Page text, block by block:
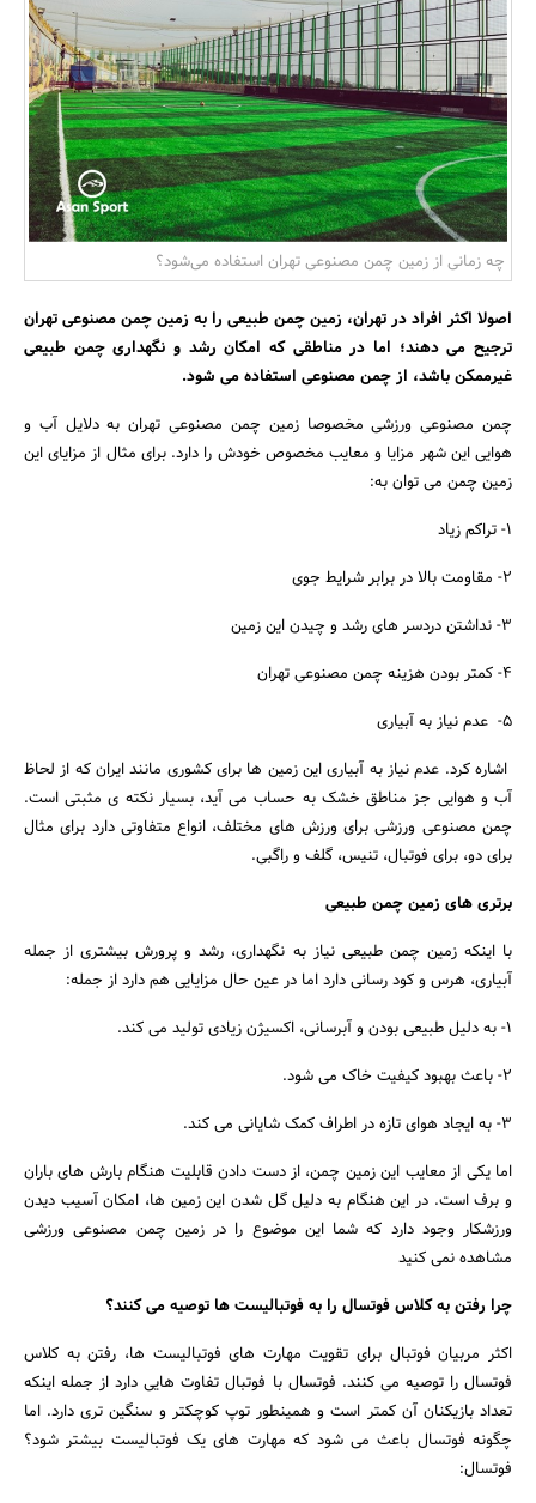
بانک، بیمه و سرمایه
مسکن و ساختمان
جستجو
چه زمانی از زمین چمن مصنوعی تهران استفاده می‌شود؟
اصولا اکثر افراد در تهران، زمین چمن طبیعی را به زمین چمن مصنوعی تهران
ترجیح می دهند؛ اما در مناطقی که امکان رشد و نگهداری چمن طبیعی
غیرممکن باشد، از چمن مصنوعی استفاده می شود.
چمن مصنوعی ورزشی مخصوصا زمین چمن مصنوعی تهران به دلایل آب و
هوایی این شهر مزایا و معایب مخصوص خودش را دارد. برای مثال از مزایای این
زمین چمن می توان به:
1- تراکم زیاد
2- مقاومت بالا در برابر شرایط جوی
3- نداشتن دردسر های رشد و چیدن این زمین
4- کمتر بودن هزینه چمن مصنوعی تهران
5- عدم نیاز به آبیاری
اشاره کرد. عدم نیاز به آبیاری این زمین ها برای کشوری مانند ایران که از لحاظ
آب و هوایی جز مناطق خشک به حساب می آید، بسیار نکته ی مثبتی است.
چمن مصنوعی ورزشی برای ورزش های مختلف، انواع متفاوتی دارد برای مثال
برای دو، برای فوتبال، تنیس، گلف و راگبی.
برتری های زمین چمن طبیعی
با اینکه زمین چمن طبیعی نیاز به نگهداری، رشد و پرورش بیشتری از جمله
آبیاری، هرس و کود رسانی دارد اما در عین حال مزایایی هم دارد از جمله:
1- به دلیل طبیعی بودن و آبرسانی، اکسیژن زیادی تولید می کند.
2- باعث بهبود کیفیت خاک می شود.
3- به ایجاد هوای تازه در اطراف کمک شایانی می کند.
اما یکی از معایب این زمین چمن، از دست دادن قابلیت هنگام بارش های باران
و برف است. در این هنگام به دلیل گل شدن این زمین ها، امکان آسیب دیدن
ورزشکار وجود دارد که شما این موضوع را در زمین چمن مصنوعی ورزشی
مشاهده نمی کنید
چرا رفتن به کلاس فوتسال را به فوتبالیست ها توصیه می کنند؟
اکثر مربیان فوتبال برای تقویت مهارت های فوتبالیست ها، رفتن به کلاس
فوتسال را توصیه می کنند. فوتسال با فوتبال تفاوت هایی دارد از جمله اینکه
تعداد بازیکنان آن کمتر است و همینطور توپ کوچکتر و سنگین تری دارد. اما
چگونه فوتسال باعث می شود که مهارت های یک فوتبالیست بیشتر شود؟
فوتسال: